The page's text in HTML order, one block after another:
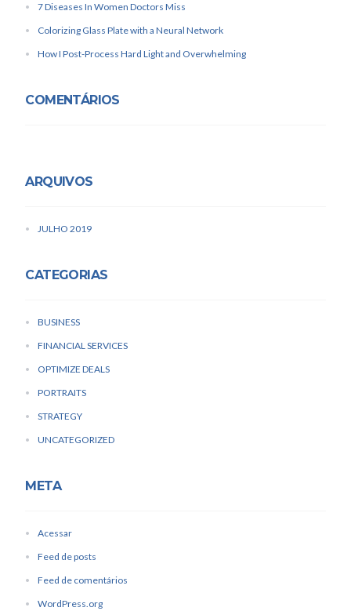
7 Diseases In Women Doctors Miss
Colorizing Glass Plate with a Neural Network
How I Post-Process Hard Light and Overwhelming
COMENTÁRIOS
ARQUIVOS
JULHO 2019
CATEGORIAS
BUSINESS
FINANCIAL SERVICES
OPTIMIZE DEALS
PORTRAITS
STRATEGY
UNCATEGORIZED
META
Acessar
Feed de posts
Feed de comentários
WordPress.org